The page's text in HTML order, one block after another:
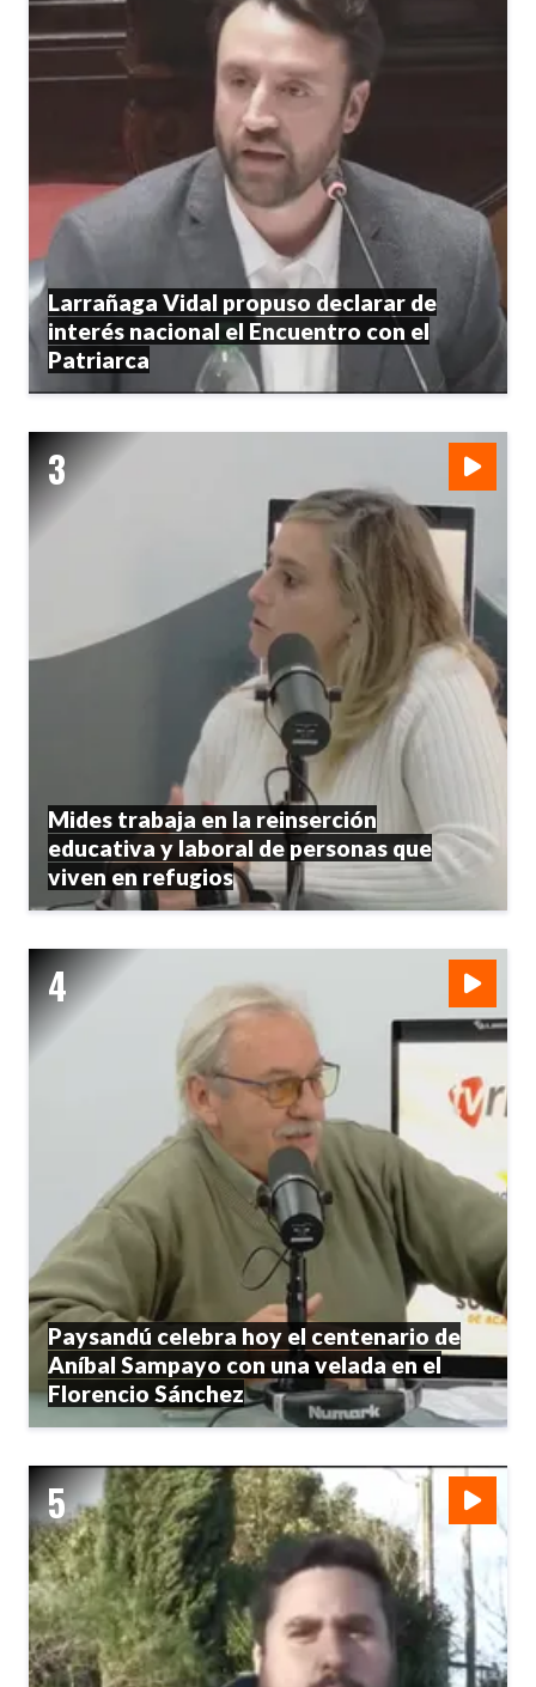
Larrañaga Vidal propuso declarar de
interés nacional el Encuentro con el
Patriarca
Mides trabaja en la reinserción
educativa y laboral de personas que
viven en refugios
Paysandú celebra hoy el centenario de
Aníbal Sampayo con una velada en el
Florencio Sánchez